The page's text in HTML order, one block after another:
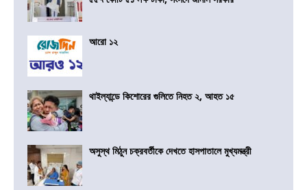
আরো ১২
থাইল্যান্ডে কিশোরের গুলিতে নিহত ২, আহত ১৫
অসুস্থ মিঠুন চক্রবর্তীকে দেখতে হাসপাতালে মুখ্যমন্ত্রী